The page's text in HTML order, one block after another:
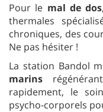
Pour le mal de dos
thermales
chroniques, des
Ne pas hésiter !
La station Bandol
marins
rapidement, le
psycho-corporels